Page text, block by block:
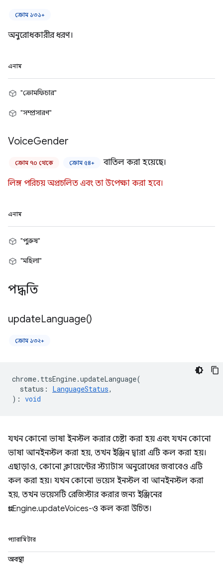
ক্রোম ১৩১+
অনুরোধকারীর ধরণ।
এনাম
"ক্রোমফিচার"
"সম্প্রসারণ"
VoiceGender
ক্রোম ৭০ থেকে ক্রোম ৫৪+ বাতিল করা হয়েছে।
লিঙ্গ পরিচয় অপ্রচলিত এবং তা উপেক্ষা করা হবে।
এনাম
"পুরুষ"
"মহিলা"
পদ্ধতি
updateLanguage()
ক্রোম ১৩২+
chrome. ttsEngine.updateLanguage(
status : LanguageStatus,
) : void
যখন কোনো ভাষা ইনস্টল করার চেষ্টা করা হয় এবং যখন কোনো
ভাষা আনইনস্টল করা হয়, তখন ইঞ্জিন দ্বারা এটি কল করা হয়।
এছাড়াও, কোনো ক্লায়েন্টের স্ট্যাটাস অনুরোধের জবাবেও এটি
কল করা হয়। যখন কোনো ভয়েস ইনস্টল বা আনইনস্টল করা
হয়, তখন ভয়েসটি রেজিস্টার করার জন্য ইঞ্জিনের
ttsEngine.updateVoices-ও কল করা উচিত।
প্যারামিটার
অবস্থা